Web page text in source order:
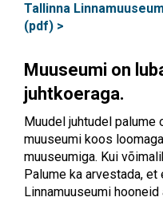
Tallinna
(pdf) >
Muuseumi on
juhtkoeraga.
Muudel juhtudel palume
muuseumi koos
muuseumiga. Kui
Palume ka arvestada, et
Linnamuuseumi